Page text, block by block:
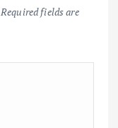
Required fields are